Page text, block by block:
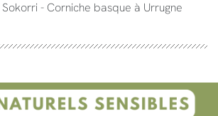
- Corniche basque à Urrugne